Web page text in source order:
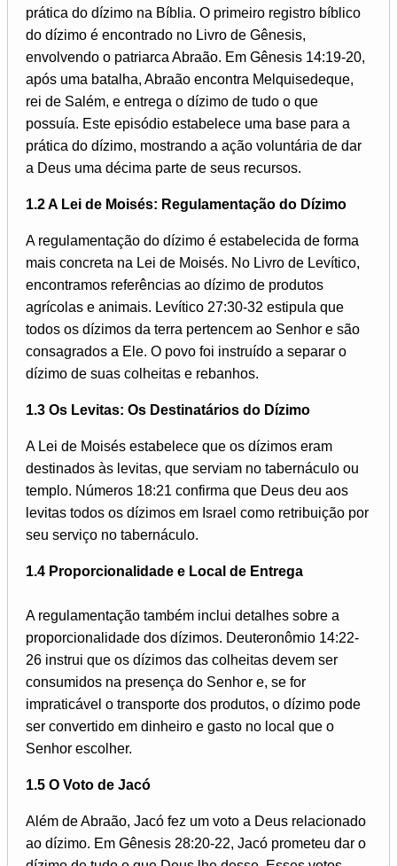
prática do dízimo na Bíblia. O primeiro registro bíblico
do dízimo é encontrado no Livro de Gênesis,
envolvendo o patriarca Abraão. Em Gênesis 14:19-20,
após uma batalha, Abraão encontra Melquisedeque,
rei de Salém, e entrega o dízimo de tudo o que
possuía. Este episódio estabelece uma base para a
prática do dízimo, mostrando a ação voluntária de dar
a Deus uma décima parte de seus recursos.
1.2 A Lei de Moisés: Regulamentação do Dízimo
A regulamentação do dízimo é estabelecida de forma
mais concreta na Lei de Moisés. No Livro de Levítico,
encontramos referências ao dízimo de produtos
agrícolas e animais. Levítico 27:30-32 estipula que
todos os dízimos da terra pertencem ao Senhor e são
consagrados a Ele. O povo foi instruído a separar o
dízimo de suas colheitas e rebanhos.
1.3 Os Levitas: Os Destinatários do Dízimo
A Lei de Moisés estabelece que os dízimos eram
destinados às levitas, que serviam no tabernáculo ou
templo. Números 18:21 confirma que Deus deu aos
levitas todos os dízimos em Israel como retribuição por
seu serviço no tabernáculo.
1.4 Proporcionalidade e Local de Entrega
A regulamentação também inclui detalhes sobre a
proporcionalidade dos dízimos. Deuteronômio 14:22-
26 instrui que os dízimos das colheitas devem ser
consumidos na presença do Senhor e, se for
impraticável o transporte dos produtos, o dízimo pode
ser convertido em dinheiro e gasto no local que o
Senhor escolher.
1.5 O Voto de Jacó
Além de Abraão, Jacó fez um voto a Deus relacionado
ao dízimo. Em Gênesis 28:20-22, Jacó prometeu dar o